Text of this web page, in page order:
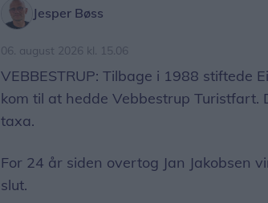
Jesper Bøss
06. august 2026 kl. 15.06
VEBBESTRUP: Tilbage i 1988 stiftede
kom til at hedde Vebbestrup Turistfart.
taxa.
For 24 år siden overtog Jan Jakobsen
slut.